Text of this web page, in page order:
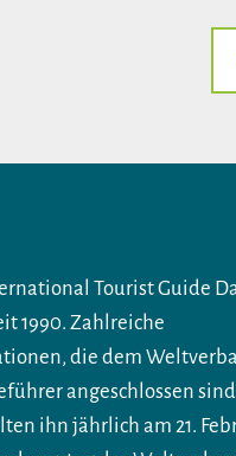
Tourist Guide
1990. Zahlreiche
die dem
angeschlossen
ihn jährlich am 21.